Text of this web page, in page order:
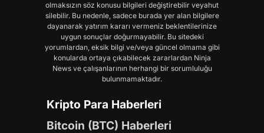
olmaksızın söz konusu bilgileri değiştirebilir veyahut
silebilir. Bu nedenle, sadece burada yer alan bilgilere
dayanarak yatırım kararı vermeniz beklentilerinize
uygun sonuçlar doğurmayabilir. Bu sitedeki
yorumlardan, eksik bilgi ve/veya güncel olmama gibi
konularda ortaya çıkabilecek zararlardan Ninja
News ve çalışanlarının herhangi bir sorumluluğu
bulunmamaktadır.
Kripto Para Haberleri
Bitcoin (BTC) Haberleri